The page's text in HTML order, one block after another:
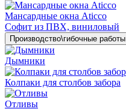
Мансардные окна Aticco
Софит из ПВХ, виниловый
Производство\гибочные работы
Дымники
Колпаки для столбов забора
Отливы